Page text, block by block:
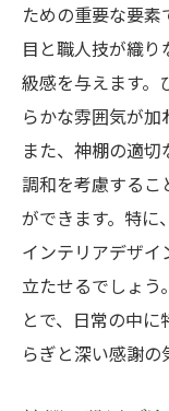
ための重要な要
目と職人技が織
級感を与えます。
らかな雰囲気が加
また、神棚の適
調和を考慮するこ
ができます。特に
インテリアデザ
立たせるでしょう
とで、日常の中
らぎと深い感謝の